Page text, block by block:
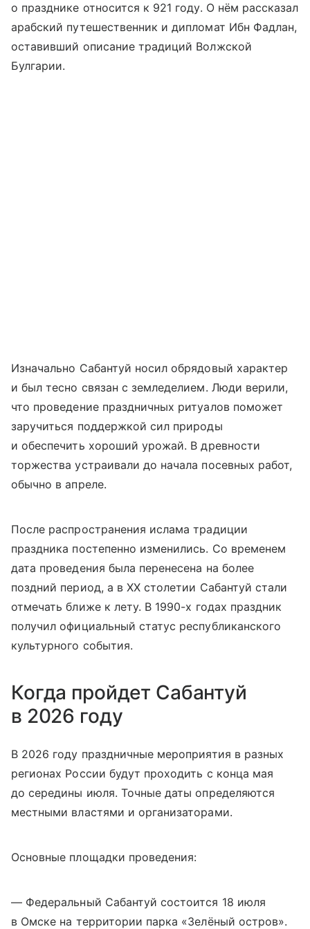
о празднике относится к 921 году. О нём рассказал
арабский путешественник и дипломат Ибн Фадлан,
оставивший описание традиций Волжской
Булгарии.
Изначально Сабантуй носил обрядовый характер
и был тесно связан с земледелием. Люди верили,
что проведение праздничных ритуалов поможет
заручиться поддержкой сил природы
и обеспечить хороший урожай. В древности
торжества устраивали до начала посевных работ,
обычно в апреле.
После распространения ислама традиции
праздника постепенно изменились. Со временем
дата проведения была перенесена на более
поздний период, а в XX столетии Сабантуй стали
отмечать ближе к лету. В 1990-х годах праздник
получил официальный статус республиканского
культурного события.
Когда пройдет Сабантуй
в 2026 году
В 2026 году праздничные мероприятия в разных
регионах России будут проходить с конца мая
до середины июля. Точные даты определяются
местными властями и организаторами.
Основные площадки проведения:
— Федеральный Сабантуй состоится 18 июля
в Омске на территории парка «Зелёный остров».